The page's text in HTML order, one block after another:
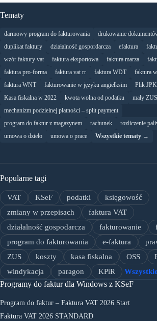
Tematy
darmowy program do fakturowania
drukowanie
duplikat faktury
działalność gospordarcza efaktura
wzór faktury vat
faktura eksportowa faktura marza
faktura pro-forma
faktura vat rr faktura WDT
faktura
faktura WNT
fakturowanie w języku angielksim
Plik JPK
Kasa fiskalna w 2022
kwota wolna od podatku
mały ZUS
mechanizm podzielnej płatności – split payment
program do faktur z magazynem
rachunek
rozliczenie
umowa o dzieło
umowa o prace Wszystkie tematy →
Popularne tagi
VAT KSeF podatki
księgowość
zmiany w przepisach
faktura VAT
działalność gospodarcza
fakturowanie
program do fakturowania
e-faktura
ZUS
koszty kasa fiskalna OSS
windykacja
paragon KPiR
Programy do faktur dla Windows z KSeF
Program do faktur – Faktura VAT 2026 Start
Faktura VAT 2026 STANDARD